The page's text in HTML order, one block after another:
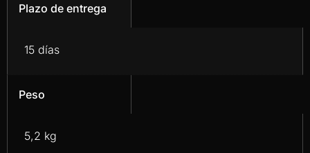
Plazo de entrega
15 días
Peso
5,2 kg